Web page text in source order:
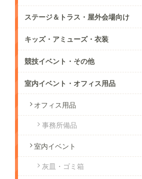
ステージ＆トラス・屋外会場向け
キッズ・アミューズ・衣装
競技イベント・その他
室内イベント・オフィス用品
オフィス用品
事務所備品
室内イベント
灰皿・ゴミ箱